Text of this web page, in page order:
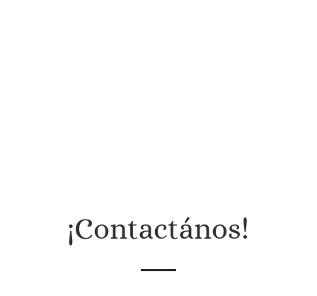
¡Contactános!